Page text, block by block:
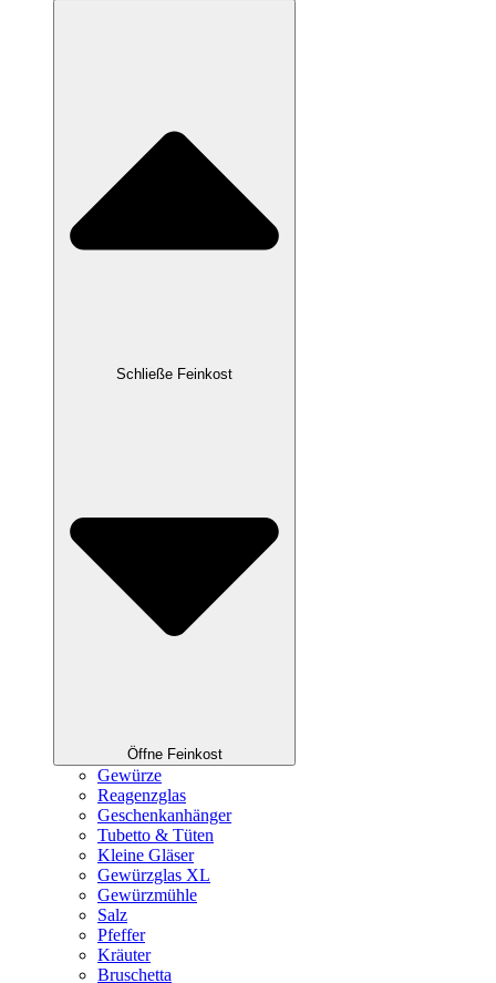
Schließe Feinkost
Öffne Feinkost
Gewürze
Reagenzglas
Geschenkanhänger
Tubetto & Tüten
Kleine Gläser
Gewürzglas XL
Gewürzmühle
Salz
Pfeffer
Kräuter
Bruschetta